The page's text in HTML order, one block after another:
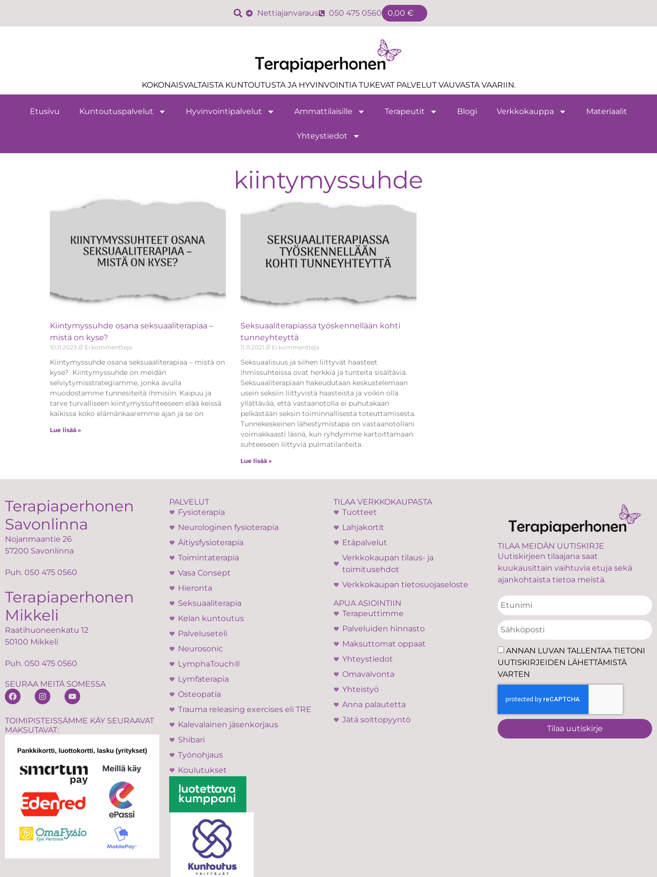
Nettiajanvaraus 050 475 0560 0,00 €
KOKONAISVALTAISTA KUNTOUTUSTA JA HYVINVOINTIA TUKEVAT PALVELUT VAUVASTA VAARIIN.
Etusivu Kuntoutuspalvelut Hyvinvointipalvelut Ammattilaisille Terapeutit Blogi Verkkokauppa Materiaalit
Yhteystiedot
kiintymyssuhde
Kiintymyssuhde osana seksuaaliterapiaa –
mistä on kyse?
10.11.2023 Ei kommentteja
Kiintymyssuhde osana seksuaaliterapiaa – mistä on
kyse? Kiintymyssuhde on meidän
selviytymisstrategiamme, jonka avulla
muodostamme tunnesiteitä ihmisiin. Kaipuu ja
tarve turvalliseen kiintymyssuhteeseen elää keissä
kaikissa koko elämänkaaremme ajan ja se on
Lue lisää »
Seksuaaliterapiassa työskennellään kohti
tunneyhteyttä
11.11.2021 Ei kommentteja
Seksuaalisuus ja siihen liittyvät haasteet
ihmissuhteissa ovat herkkiä ja tunteita sisältäviä.
Seksuaaliterapiaan hakeudutaan keskustelemaan
usein seksiin liittyvistä haasteista ja voikin olla
yllättävää, että vastaanotolla ei puhutakaan
pelkästään seksin toiminnallisesta toteuttamisesta.
Tunnekeskeinen lähestymistapa on vastaanotollani
voimakkaasti läsnä, kun ryhdymme kartoittamaan
suhteeseen liittyviä pulmatilanteita.
Lue lisää »
Terapiaperhonen
Savonlinna
Nojanmaantie 26
57200 Savonlinna
Puh. 050 475 0560
Terapiaperhonen
Mikkeli
Raatihuoneenkatu 12
50100 Mikkeli
Puh. 050 475 0560
SEURAA MEITÄ SOMESSA
TOIMIPISTEISSÄMME KÄY SEURAAVAT
MAKSUTAVAT:
PALVELUT
Fysioterapia
Neurologinen fysioterapia
Äitiysfysioterapia
Toimintaterapia
Vasa Consept
Hieronta
Seksuaaliterapia
Kelan kuntoutus
Palveluseteli
Neurosonic
LymphaTouch®
Lymfaterapia
Osteopatia
Trauma releasing exercises eli TRE
Kalevalainen jäsenkorjaus
Shibari
Työnohjaus
Koulutukset
TILAA VERKKOKAUPASTA
Tuotteet
Lahjakortit
Etäpalvelut
Verkkokaupan tilaus- ja
toimitusehdot
Verkkokaupan tietosuojaseloste
APUA ASIOINTIIN
Terapeuttimme
Palveluiden hinnasto
Maksuttomat oppaat
Yhteystiedot
Omavalvonta
Yhteistyö
Anna palautetta
Jätä soittopyyntö
TILAA MEIDÄN UUTISKIRJE
Uutiskirjeen tilaajana saat
kuukausittain vaihtuvia etuja sekä
ajankohtaista tietoa meistä.
ANNAN LUVAN TALLENTAA TIETONI
UUTISKIRJEIDEN LÄHETTÄMISTÄ
VARTEN
Tilaa uutiskirje